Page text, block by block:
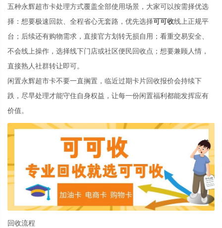
五种永辉超市卡处理方式覆盖全部使用场景，大家可以按需择优选
择：想要极速回款、全程省心无套路，优先选择可可收线上正规平
台；后续还有购物需求，直接官方划转无损自用；看重交易安全、
不会线上操作，选择线下门店或社区便民回收点；想要兼顾人情，
直接熟人社群转让即可。
闲置永辉超市卡不要一直搁置，临近过期卡片回收报价会持续下
跌，尽早处理才能守住自身权益，让每一份闲置福利都能发挥应有
价值。
回收流程